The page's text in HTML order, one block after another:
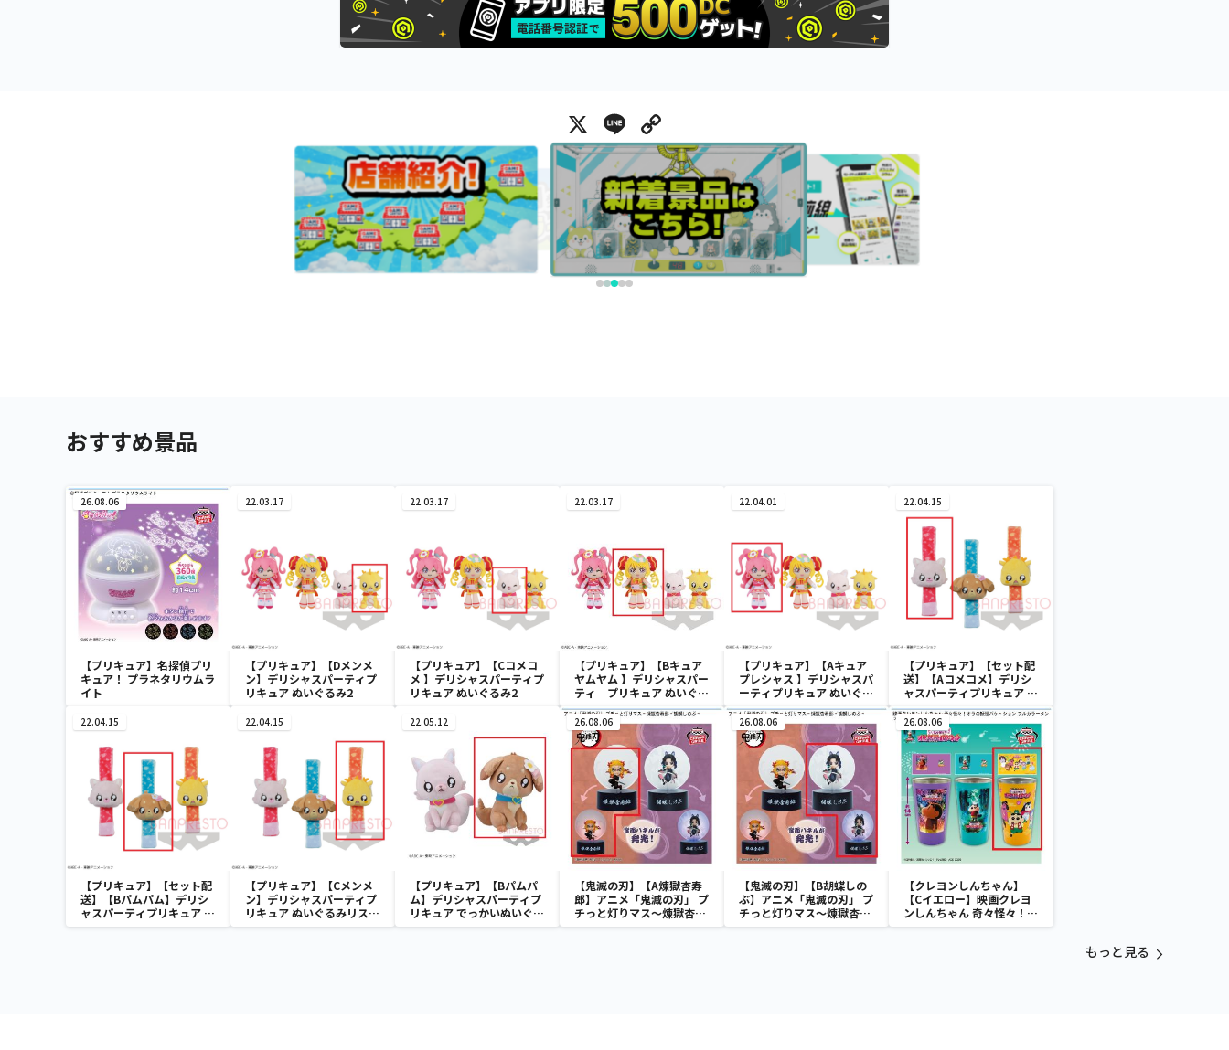
X Line
おすすめ景品
26.08.06
【プリキュア】名探偵プリ
キュア！ プラネタリウムラ
イト
22.03.17
【プリキュア】【Dメンメ
ン】デリシャスパーティプ
リキュア ぬいぐるみ2
22.03.17
【プリキュア】【Cコメコ
メ 】デリシャスパーティプ
リキュア ぬいぐるみ2
22.03.17
【プリキュア】【Bキュア
ヤムヤム 】デリシャスパー
ティ プリキュア ぬいぐる
み2
22.04.01
【プリキュア】【Aキュア
プレシャス 】デリシャスパ
ーティプリキュア ぬいぐる
み2
22.04.15
【プリキュア】【セット配
送】【Aコメコメ】デリシ
ャスパーティプリキュア ぬ
いぐるみリストバンド
22.04.15
【プリキュア】【セット配
送】【Bパムパム】デリシ
ャスパーティプリキュア ぬ
いぐるみリストバンド
22.04.15
【プリキュア】【Cメンメ
ン】デリシャスパーティプ
リキュア ぬいぐるみリスト
バンド
22.05.12
【プリキュア】【Bパムパ
ム】デリシャスパーティプ
リキュア でっかいぬいぐる
み１
26.08.06
【鬼滅の刃】【A煉獄杏寿
郎】アニメ「鬼滅の刃」 プ
チっと灯りマス～煉獄杏寿
郎・胡蝶しのぶ～
26.08.06
【鬼滅の刃】【B胡蝶しの
ぶ】アニメ「鬼滅の刃」 プ
チっと灯りマス～煉獄杏寿
郎・胡蝶しのぶ～
26.08.06
【クレヨンしんちゃん】
【Cイエロー】映画クレヨ
ンしんちゃん 奇々怪々！オ
ラの妖怪バケ～ション フル
もっと見る